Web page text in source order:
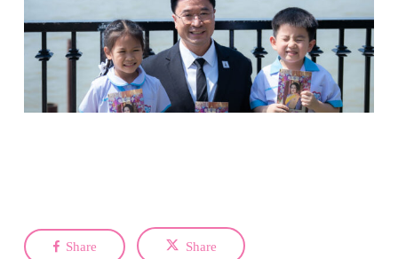
Share Share